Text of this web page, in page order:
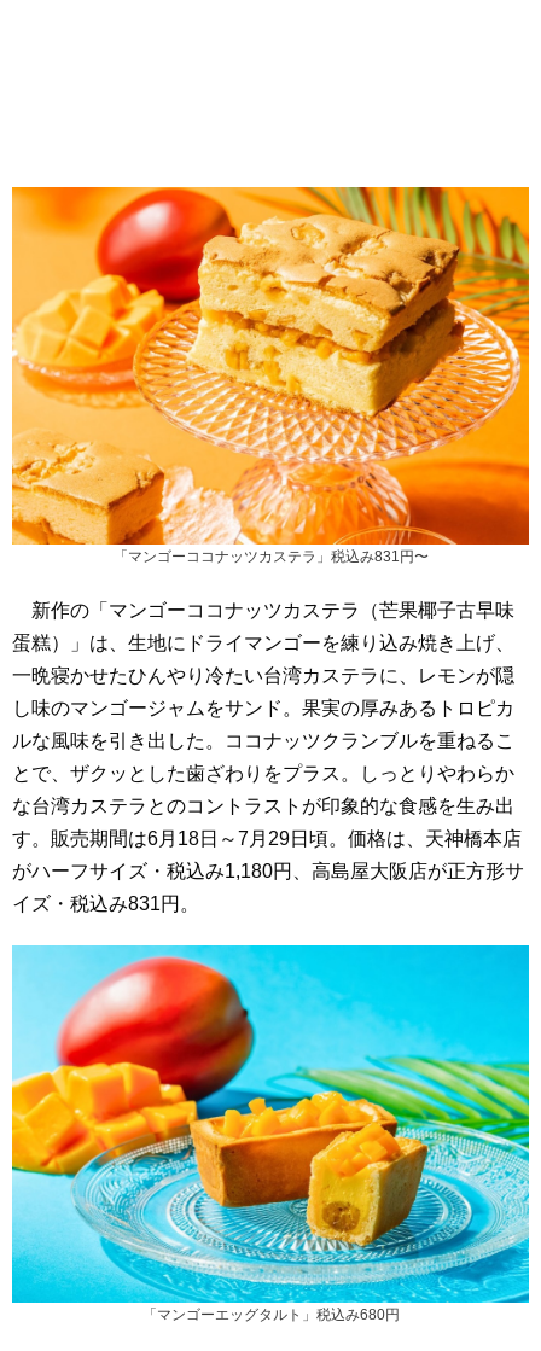
「マンゴーココナッツカステラ」税込み831円〜
新作の「マンゴーココナッツカステラ（芒果椰子古早味
蛋糕）」は、生地にドライマンゴーを練り込み焼き上げ、
一晩寝かせたひんやり冷たい台湾カステラに、レモンが隠
し味のマンゴージャムをサンド。果実の厚みあるトロピカ
ルな風味を引き出した。ココナッツクランブルを重ねるこ
とで、ザクッとした歯ざわりをプラス。しっとりやわらか
な台湾カステラとのコントラストが印象的な食感を生み出
す。販売期間は6月18日～7月29日頃。価格は、天神橋本店
がハーフサイズ・税込み1,180円、高島屋大阪店が正方形サ
イズ・税込み831円。
「マンゴーエッグタルト」税込み680円